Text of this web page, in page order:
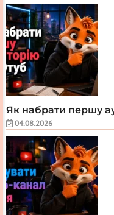
Як набрати першу
04.08.2026